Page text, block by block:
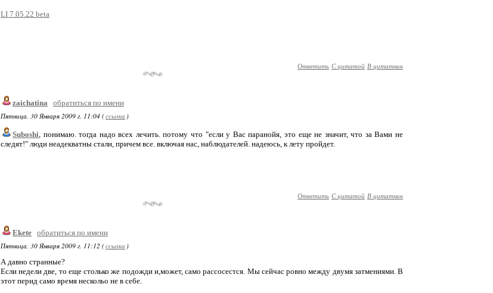
LI 7.05.22 beta
Ответить С цитатой В цитатник
zaichatina
обратиться по имени
Пятница, 30 Января 2009 г. 11:04 (ссылка )
Suboshi, понимаю. тогда надо всех лечить. потому что "если у Вас паранойя, это еще не значит, что за Вами не
следят!" люди неадекватны стали, причем все. включая нас, наблюдателей. надеюсь, к лету пройдет.
Ответить С цитатой В цитатник
Ekete обратиться по имени
Пятница, 30 Января 2009 г. 11:12 (ссылка )
А давно странные?
Если недели две, то еще столько же подожди и,может, само рассосестся. Мы сейчас ровно между двумя затмениями. В
этот перид само время нескольо не в себе.